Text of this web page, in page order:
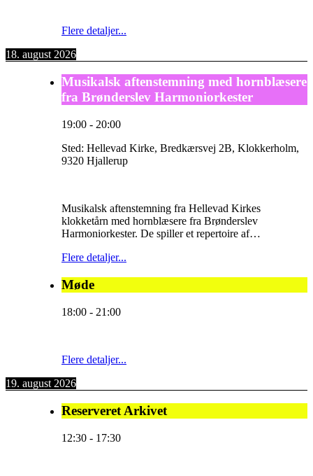
Flere detaljer...
18. august 2026
Musikalsk aftenstemning med hornblæsere
fra Brønderslev Harmoniorkester
19:00 - 20:00
Sted: Hellevad Kirke, Bredkærsvej 2B, Klokkerholm,
9320 Hjallerup
Musikalsk aftenstemning fra Hellevad Kirkes
klokketårn med hornblæsere fra Brønderslev
Harmoniorkester. De spiller et repertoire af…
Flere detaljer...
Møde
18:00 - 21:00
Flere detaljer...
19. august 2026
Reserveret Arkivet
12:30 - 17:30